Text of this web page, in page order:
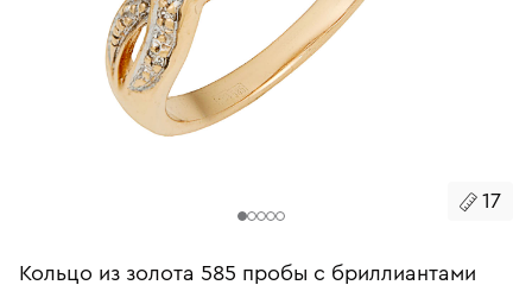
17
Кольцо из золота 585 пробы с бриллиантами